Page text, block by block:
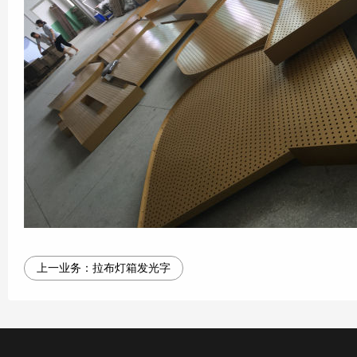
上一业务： 拉布灯箱发光字